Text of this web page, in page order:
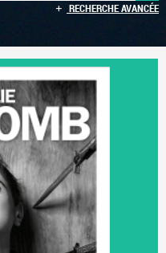
RECHERCHE AVANCÉE